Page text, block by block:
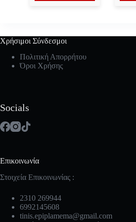
Χρήσιμοι Σύνδεσμοι
Πολιτική Απορρήτου
Όροι Χρήσης
Socials
Επικοινωνία
Στοιχεία Επικοινωνίας :
2310 269944
6992145608
tinis.epiplamema@gmail.com